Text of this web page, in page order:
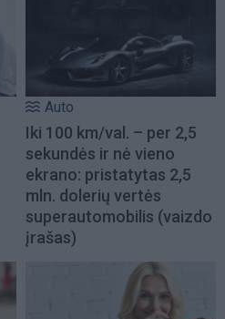
Auto
Iki 100 km/val. – per 2,5
sekundės ir nė vieno
ekrano: pristatytas 2,5
mln. dolerių vertės
superautomobilis (vaizdo
įrašas)